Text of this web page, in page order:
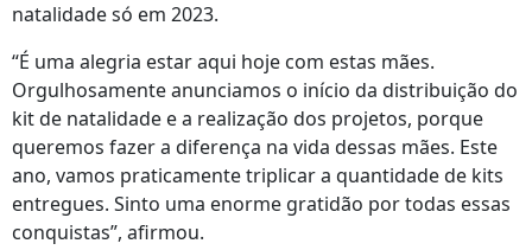
natalidade só em 2023.
“É uma alegria estar aqui hoje com estas mães.
Orgulhosamente anunciamos o início da distribuição do
kit de natalidade e a realização dos projetos, porque
queremos fazer a diferença na vida dessas mães. Este
ano, vamos praticamente triplicar a quantidade de kits
entregues. Sinto uma enorme gratidão por todas essas
conquistas”, afirmou.